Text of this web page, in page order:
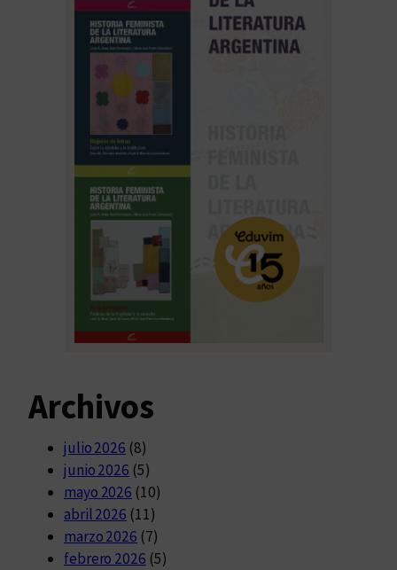
Archivos
julio 2026 (8)
junio 2026 (5)
mayo 2026 (10)
abril 2026 (11)
marzo 2026 (7)
febrero 2026 (5)